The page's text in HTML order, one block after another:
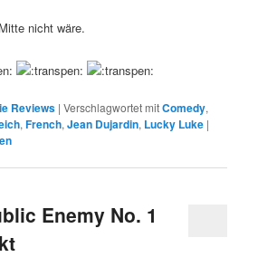
nicht wäre.
Reviews |Verschlagwortet mitComedy,
,French,Jean Dujardin, Lucky Luke |
Enemy No. 1